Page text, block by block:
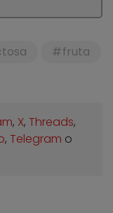
fruta
, X, Threads,
, Telegram o